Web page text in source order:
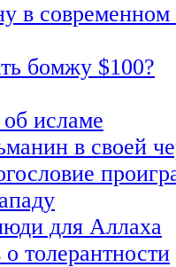
в современном
бомжу $100?
исламе
в своей
для Аллаха
толерантности